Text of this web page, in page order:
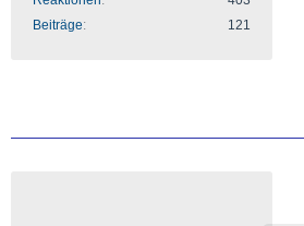
Beiträge
121